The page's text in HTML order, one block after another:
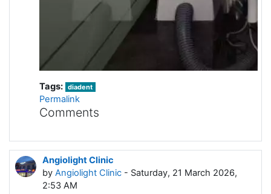
Tags: diadent
Permalink
Comments
Angiolight Clinic
by Angiolight Clinic - Saturday, 21 March 2026,
2:53 AM